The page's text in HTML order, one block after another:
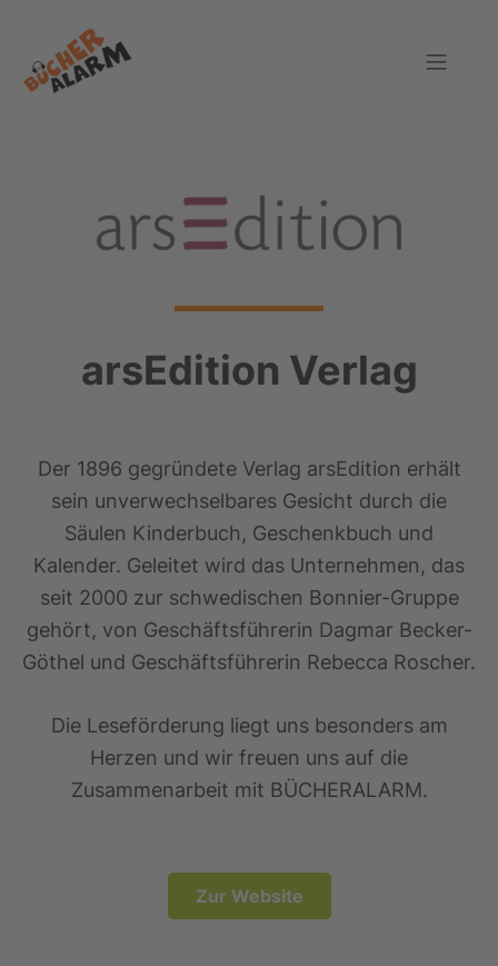
Hauptnavigation
springen
springen
Fußzeile
springen
arsEdition Verlag
Der 1896 gegründete Verlag arsEdition erhält
sein unverwechselbares Gesicht durch die
Säulen Kinderbuch, Geschenkbuch und
Kalender. Geleitet wird das Unternehmen, das
seit 2000 zur schwedischen Bonnier-Gruppe
gehört, von Geschäftsführerin Dagmar Becker-
Göthel und Geschäftsführerin Rebecca Roscher.
Die Leseförderung liegt uns besonders am
Herzen und wir freuen uns auf die
Zusammenarbeit mit BÜCHERALARM.
Zur Website